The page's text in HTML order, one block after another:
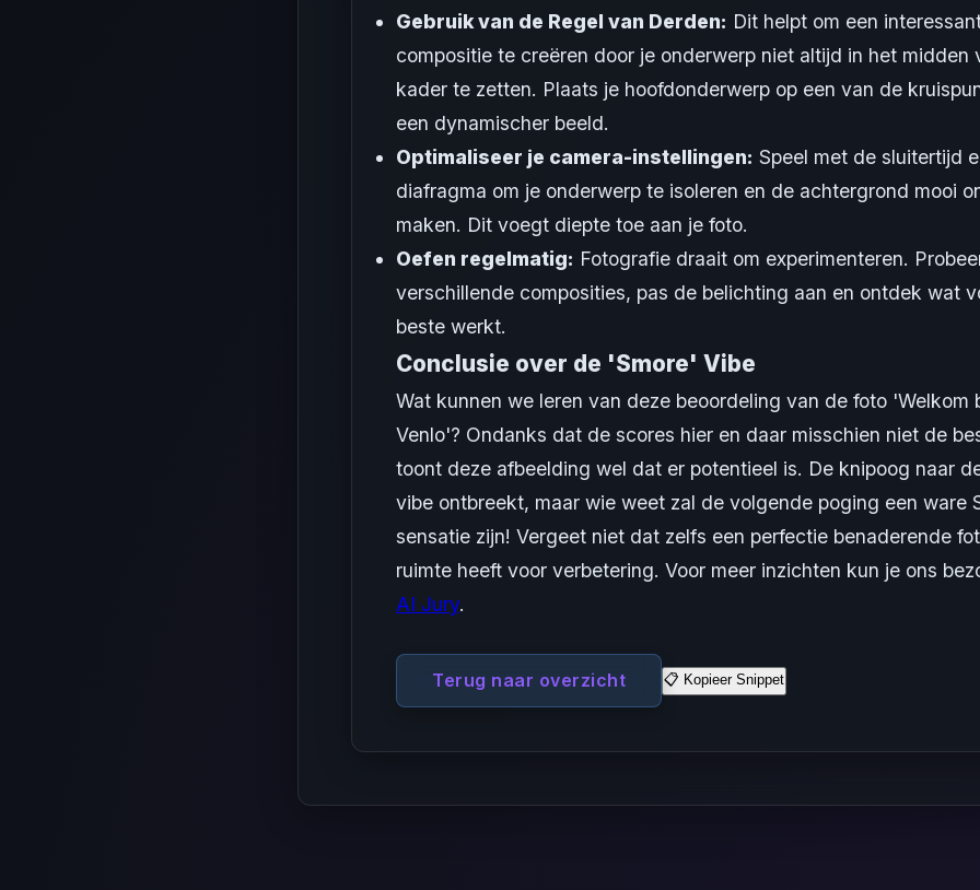
Gebruik van de Regel van Derden: Dit helpt om een
compositie te creëren door je onderwerp niet altijd in het midden
kader te zetten. Plaats je hoofdonderwerp op een van de
een dynamischer beeld.
Optimaliseer je camera-instellingen: Speel met de sluitertijd
diafragma om je onderwerp te isoleren en de achtergrond mooi
maken. Dit voegt diepte toe aan je foto.
Oefen regelmatig: Fotografie draait om experimenteren.
verschillende composities, pas de belichting aan en ontdek wat
beste werkt.
Conclusie over de 'Smore' Vibe
Wat kunnen we leren van deze beoordeling van de foto 'Welkom
Venlo'? Ondanks dat de scores hier en daar misschien niet de
toont deze afbeelding wel dat er potentieel is. De knipoog naar
vibe ontbreekt, maar wie weet zal de volgende poging een ware
sensatie zijn! Vergeet niet dat zelfs een perfectie benaderende
ruimte heeft voor verbetering. Voor meer inzichten kun je ons
AI Jury.
Terug naar overzicht 📋 Kopieer Snippet